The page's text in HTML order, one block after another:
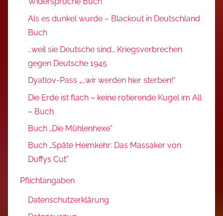
Als es dunkel wurde – Blackout in Deutschland
Buch
…weil sie Deutsche sind… Kriegsverbrechen
gegen Deutsche 1945
Dyatlov-Pass „…wir werden hier sterben!“
Die Erde ist flach – keine rotierende Kugel im All
– Buch
Buch „Die Mühlenhexe“
Buch „Späte Heimkehr: Das Massaker von
Duffys Cut“
Pflichtangaben
Datenschutzerklärung